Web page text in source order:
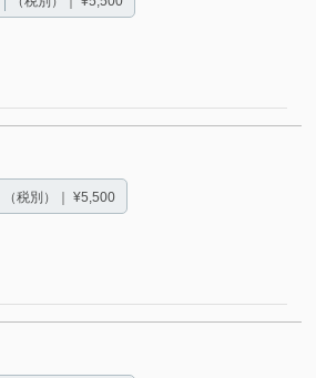
（税別）｜ ¥5,500